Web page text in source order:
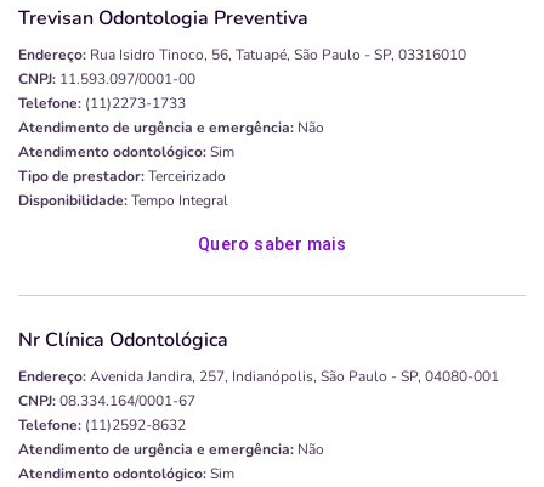
Trevisan Odontologia Preventiva
Endereço: Rua Isidro Tinoco, 56, Tatuapé, São Paulo - SP, 03316010
CNPJ: 11.593.097/0001-00
Telefone: (11)2273-1733
Atendimento de urgência e emergência: Não
Atendimento odontológico:Sim
Tipo de prestador:Terceirizado
Disponibilidade:Tempo Integral
Quero saber mais
Nr Clínica Odontológica
Endereço:Avenida Jandira, 257, Indianópolis, São Paulo - SP, 04080-001
CNPJ:08.334.164/0001-67
Telefone: (11)2592-8632
Atendimento de urgência e emergência: Não
Atendimento odontológico:Sim